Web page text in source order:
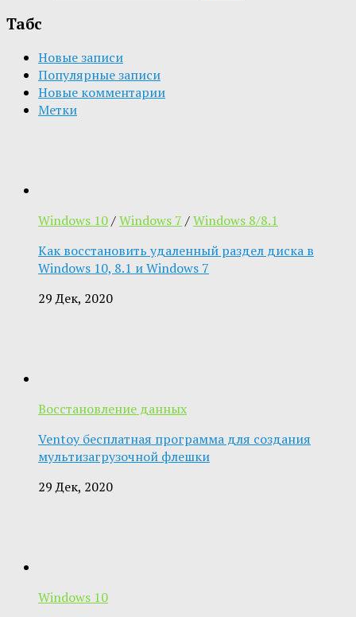
Табс
Новые записи
Популярные записи
Новые комментарии
Метки
Windows 10/Windows 7 /Windows 8/8.1
Как восстановить удаленный раздел диска в
Windows 10, 8.1 и Windows 7
29 Дек, 2020
Восстановление данных
Ventoy бесплатная программа для создания
мультизагрузочной флешки
29 Дек, 2020
Windows 10